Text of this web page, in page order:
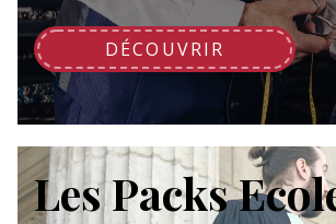
DÉCOUVRIR
Les Packs